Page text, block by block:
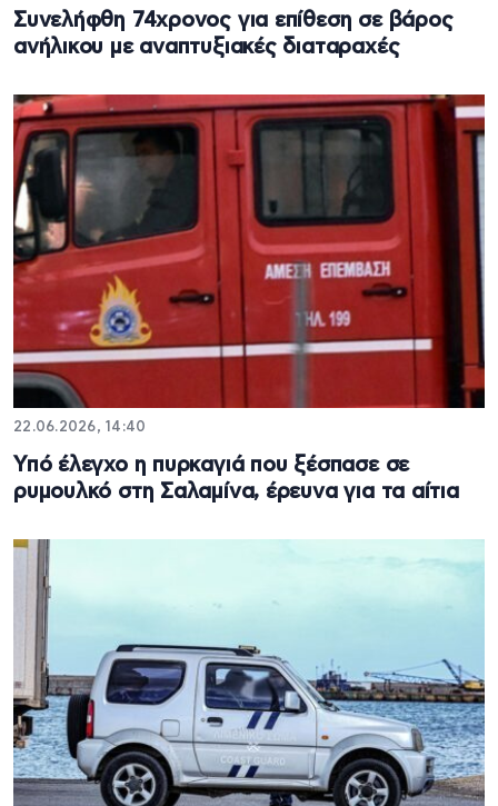
Συνελήφθη 74χρονος για επίθεση σε βάρος
ανήλικου με αναπτυξιακές διαταραχές
22.06.2026, 14:40
Υπό έλεγχο η πυρκαγιά που ξέσπασε σε
ρυμουλκό στη Σαλαμίνα, έρευνα για τα αίτια